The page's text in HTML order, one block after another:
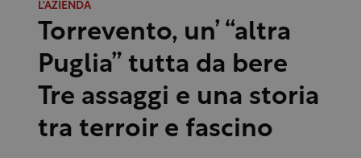
L'AZIENDA
Torrevento, un’ “altra
Puglia” tutta da bere
Tre assaggi e una storia
tra terroir e fascino